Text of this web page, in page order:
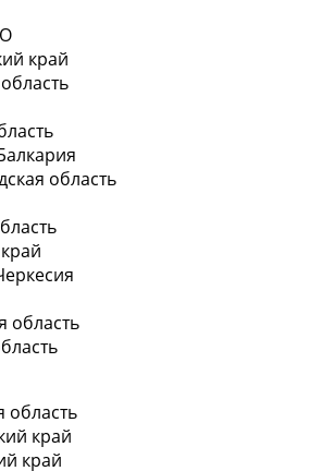
край
область
область
область
край
край